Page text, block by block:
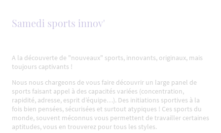
Samedi sports innov'
A la découverte de "nouveaux" sports, innovants, originaux, mais
toujours captivants !
Nous nous chargeons de vous faire découvrir un large panel de
sports faisant appel à des capacités variées (concentration,
rapidité, adresse, esprit d’équipe…). Des initiations sportives à la
fois bien pensées, sécurisées et surtout atypiques ! Ces sports du
monde, souvent méconnus vous permettent de travailler certaines
aptitudes, vous en trouverez pour tous les styles.